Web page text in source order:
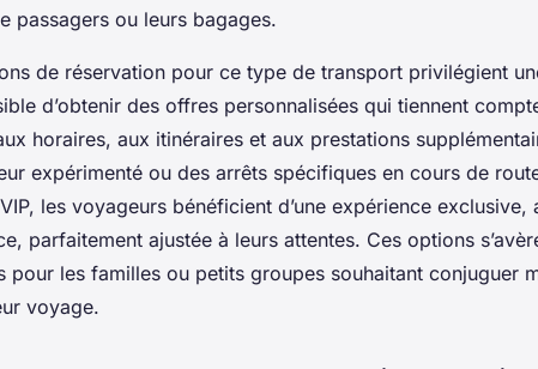
passagers ou leurs bagages.
de réservation pour ce type de transport privilégient
d’obtenir des offres personnalisées qui tiennent
horaires, aux itinéraires et aux prestations
expérimenté ou des arrêts spécifiques en cours de
les voyageurs bénéficient d’une expérience
parfaitement ajustée à leurs attentes. Ces options
pour les familles ou petits groupes souhaitant conjuguer
voyage.